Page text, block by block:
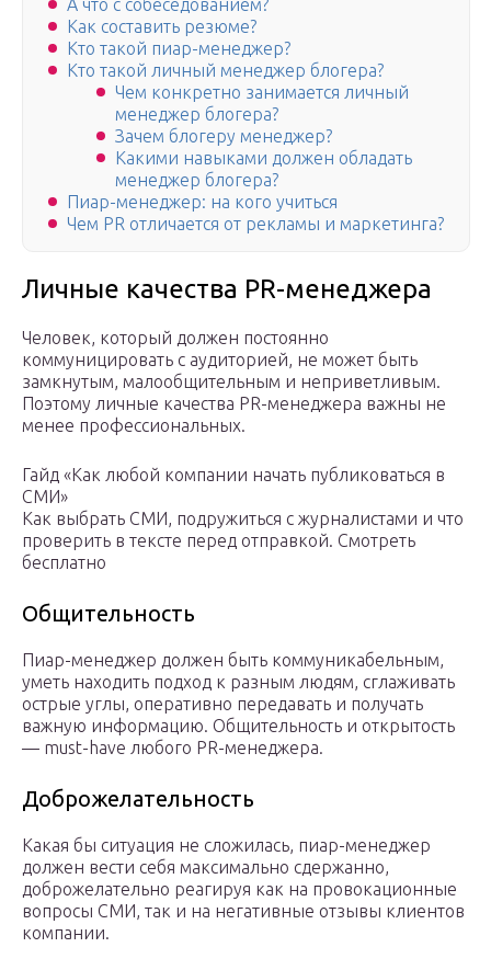
А что с собеседованием?
Как составить резюме?
Кто такой пиар-менеджер?
Кто такой личный менеджер блогера?
Чем конкретно занимается личный
менеджер блогера?
Зачем блогеру менеджер?
Какими навыками должен обладать
менеджер блогера?
Пиар-менеджер: на кого учиться
Чем PR отличается от рекламы и маркетинга?
Личные качества PR-менеджера
Человек, который должен постоянно
коммуницировать с аудиторией, не может быть
замкнутым, малообщительным и неприветливым.
Поэтому личные качества PR-менеджера важны не
менее профессиональных.
Гайд «Как любой компании начать публиковаться в
СМИ»
Как выбрать СМИ, подружиться с журналистами и что
проверить в тексте перед отправкой. Смотреть
бесплатно
Общительность
Пиар-менеджер должен быть коммуникабельным,
уметь находить подход к разным людям, сглаживать
острые углы, оперативно передавать и получать
важную информацию. Общительность и открытость
— must-have любого PR-менеджера.
Доброжелательность
Какая бы ситуация не сложилась, пиар-менеджер
должен вести себя максимально сдержанно,
доброжелательно реагируя как на провокационные
вопросы СМИ, так и на негативные отзывы клиентов
компании.